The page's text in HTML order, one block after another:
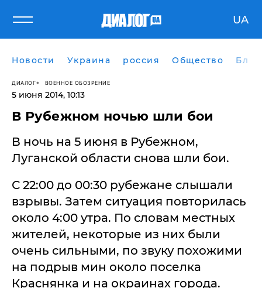
UA
Новости Украина россия Общество
ДИАЛОГ ВОЕННОЕ ОБОЗРЕНИЕ
5 июня 2014, 10:13
В Рубежном ночью шли бои
В ночь на 5 июня в Рубежном,
Луганской области снова шли бои.
С 22:00 до 00:30 рубежане слышали
взрывы. Затем ситуация повторилась
около 4:00 утра. По словам местных
жителей, некоторые из них были
очень сильными, по звуку похожими
на подрыв мин около поселка
Краснянка и на окраинах города.